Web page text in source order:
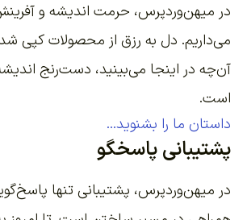
در میهن‌وردپرس، حرمت اندیشه و
می‌داریم. دل به رزق از محصولات کپی
آن‌چه در اینجا می‌بینید، دست‌رنج
است.
داستان ما را بشنوید...
پشتیبانی پاسخگو
در میهن‌وردپرس، پشتیبانی تنها